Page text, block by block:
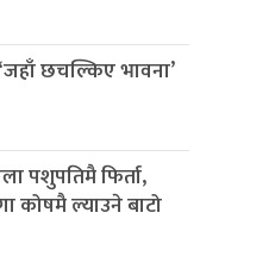
छचल्किए भावना’
पशुपतिमै फिर्ता,
कोषमै ल्याउने बाटो